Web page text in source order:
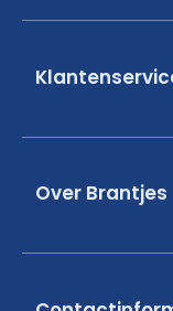
Over Brantjes